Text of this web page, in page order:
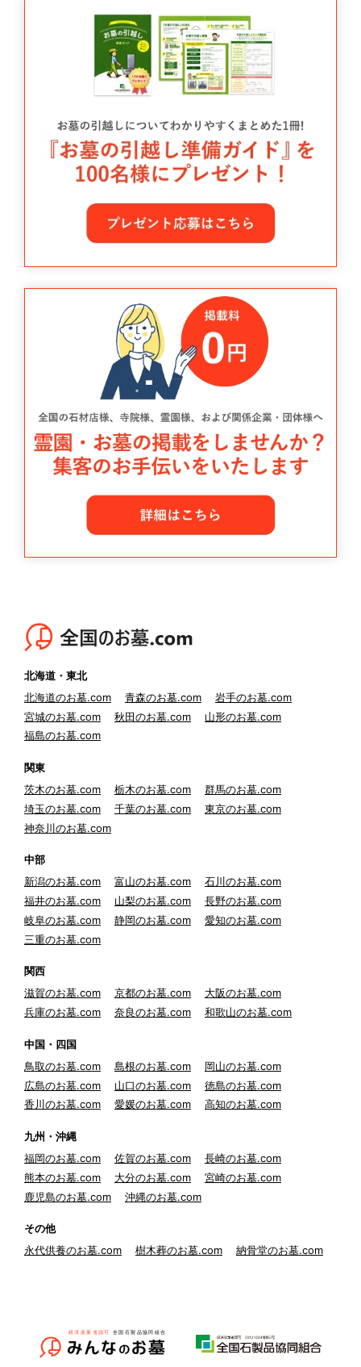
北海道・東北
北海道のお墓.com
青森のお墓.com
岩手のお墓.com
宮城のお墓.com
秋田のお墓.com
山形のお墓.com
福島のお墓.com
関東
茨木のお墓.com
栃木のお墓.com
群馬のお墓.com
埼玉のお墓.com
千葉のお墓.com
東京のお墓.com
神奈川のお墓.com
中部
新潟のお墓.com
富山のお墓.com
石川のお墓.com
福井のお墓.com
山梨のお墓.com
長野のお墓.com
岐阜のお墓.com
静岡のお墓.com
愛知のお墓.com
三重のお墓.com
関西
滋賀のお墓.com
京都のお墓.com
大阪のお墓.com
兵庫のお墓.com
奈良のお墓.com 和歌山のお墓.com
中国・四国
鳥取のお墓.com
島根のお墓.com
岡山のお墓.com
広島のお墓.com
山口のお墓.com
徳島のお墓.com
香川のお墓.com
愛媛のお墓.com 高知のお墓.com
九州・沖縄
福岡のお墓.com
佐賀のお墓.com
長崎のお墓.com
熊本のお墓.com
大分のお墓.com
宮崎のお墓.com
鹿児島のお墓.com
沖縄のお墓.com
その他
永代供養のお墓.com
樹木葬のお墓.com 納骨堂のお墓.com